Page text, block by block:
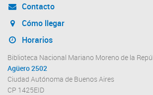
Contacto
Cómo llegar
Horarios
Biblioteca Nacional Mariano Moreno de la
Agüero 2502
Ciudad Autónoma de Buenos Aires
CP 1425EID